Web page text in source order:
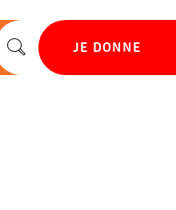
JE DONNE